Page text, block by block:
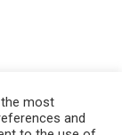
most
and